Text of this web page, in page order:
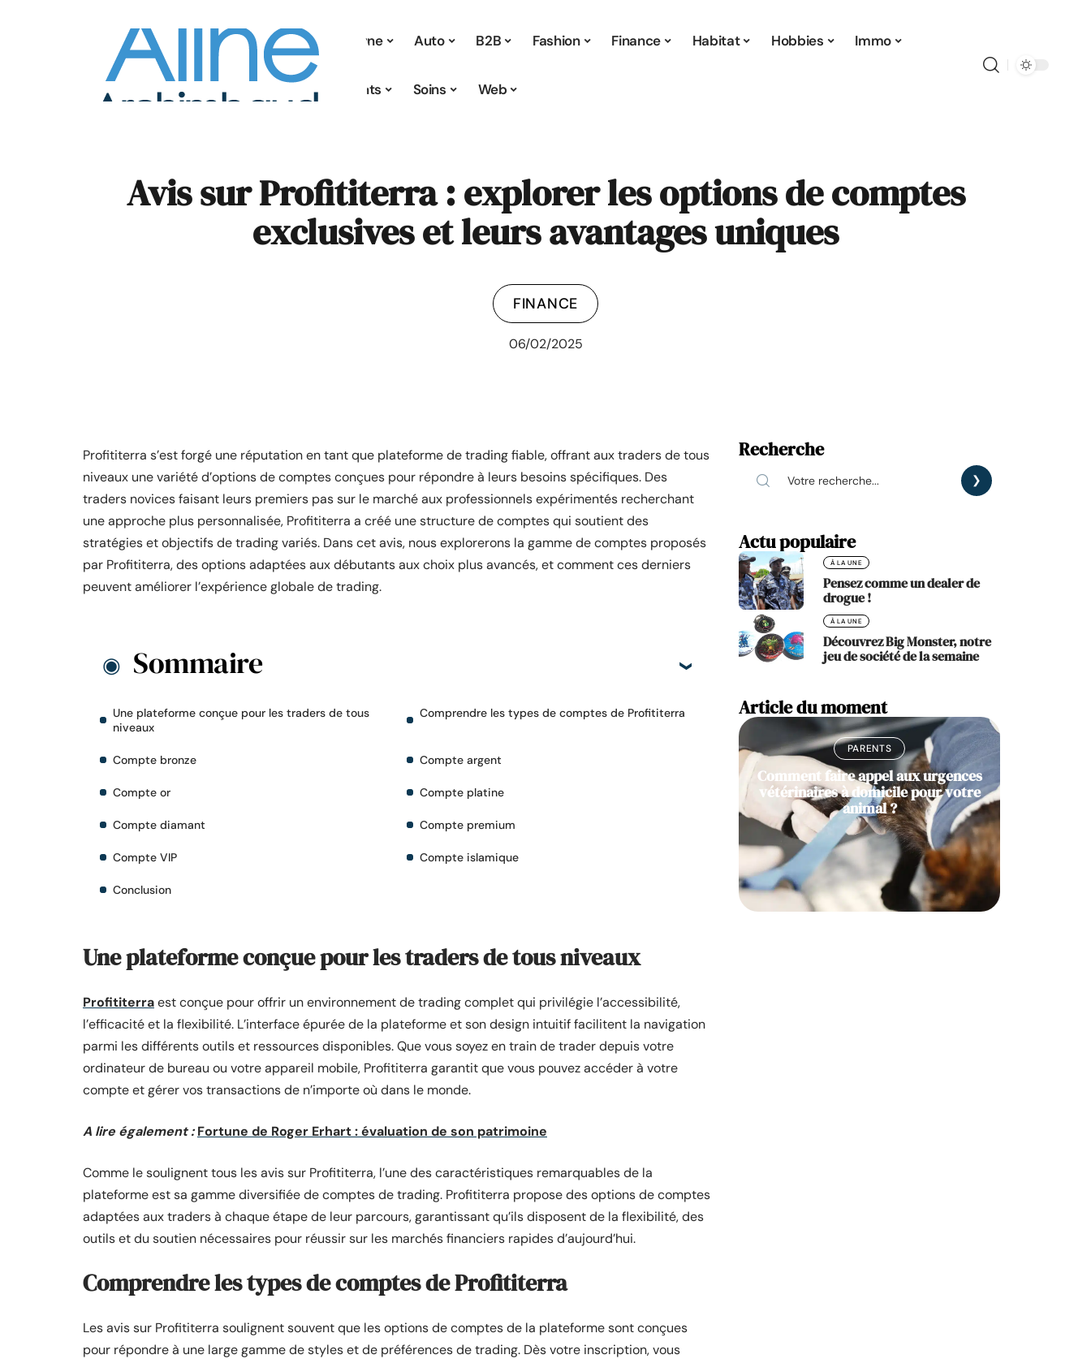
À la une Auto B2B Fashion Finance Habitat Hobbies Immo
Parents Soins Web
Avis sur Profititerra : explorer les options de comptes
exclusives et leurs avantages uniques
FINANCE
06/02/2025
Profititerra s’est forgé une réputation en tant que plateforme de trading fiable, offrant aux traders de tous
niveaux une variété d’options de comptes conçues pour répondre à leurs besoins spécifiques. Des
traders novices faisant leurs premiers pas sur le marché aux professionnels expérimentés recherchant
une approche plus personnalisée, Profititerra a créé une structure de comptes qui soutient des
stratégies et objectifs de trading variés. Dans cet avis, nous explorerons la gamme de comptes proposés
par Profititerra, des options adaptées aux débutants aux choix plus avancés, et comment ces derniers
peuvent améliorer l’expérience globale de trading.
Sommaire
Une plateforme conçue pour les traders de tous
niveaux
Comprendre les types de comptes de Profititerra
Compte bronze Compte argent
Compte or Compte platine
Compte diamant Compte premium
Compte VIP Compte islamique
Conclusion
Une plateforme conçue pour les traders de tous niveaux
Profititerraest conçue pour offrir un environnement de trading complet qui privilégie l’accessibilité,
l’efficacité et la flexibilité. L’interface épurée de la plateforme et son design intuitif facilitent la navigation
parmi les différents outils et ressources disponibles. Que vous soyez en train de trader depuis votre
ordinateur de bureau ou votre appareil mobile, Profititerra garantit que vous pouvez accéder à votre
compte et gérer vos transactions de n’importe où dans le monde.
A lire également : Fortune de Roger Erhart : évaluation de son patrimoine
Comme le soulignent tous les avis sur Profititerra, l’une des caractéristiques remarquables de la
plateforme est sa gamme diversifiée de comptes de trading. Profititerra propose des options de comptes
adaptées aux traders à chaque étape de leur parcours, garantissant qu’ils disposent de la flexibilité, des
outils et du soutien nécessaires pour réussir sur les marchés financiers rapides d’aujourd’hui.
Comprendre les types de comptes de Profititerra
Les avis sur Profititerra soulignent souvent que les options de comptes de la plateforme sont conçues
pour répondre à une large gamme de styles et de préférences de trading. Dès votre inscription, vous
Recherche
Actu populaire
À LA UNE
Pensez comme un dealer de
drogue !
À LA UNE
Découvrez Big Monster, notre
jeu de société de la semaine
Article du moment
PARENTS
Comment faire appel aux urgences
vétérinaires à domicile pour votre
animal ?